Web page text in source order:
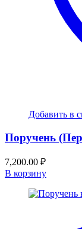
Добавить в
Поручень
7,200.00 ₽
В корзину